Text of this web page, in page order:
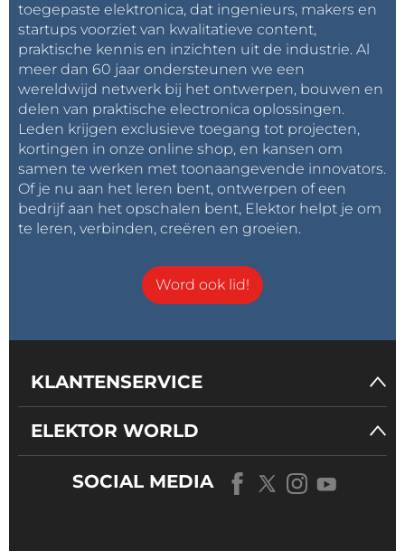
toegepaste elektronica, dat ingenieurs, makers en
startups voorziet van kwalitatieve content,
praktische kennis en inzichten uit de industrie. Al
meer dan 60 jaar ondersteunen we een
wereldwijd netwerk bij het ontwerpen, bouwen en
delen van praktische electronica oplossingen.
Leden krijgen exclusieve toegang tot projecten,
kortingen in onze online shop, en kansen om
samen te werken met toonaangevende innovators.
Of je nu aan het leren bent, ontwerpen of een
bedrijf aan het opschalen bent, Elektor helpt je om
te leren, verbinden, creëren en groeien.
Word ook lid!
KLANTENSERVICE
ELEKTOR WORLD
SOCIAL MEDIA